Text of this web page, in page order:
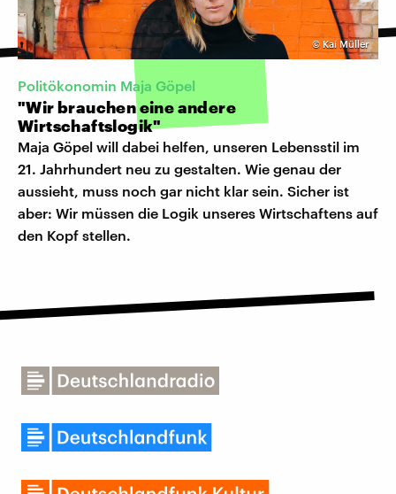
© Kai Müller
Politökonomin Maja Göpel
"Wir brauchen eine andere
Wirtschaftslogik"
Maja Göpel will dabei helfen, unseren Lebensstil im
21. Jahrhundert neu zu gestalten. Wie genau der
aussieht, muss noch gar nicht klar sein. Sicher ist
aber: Wir müssen die Logik unseres Wirtschaftens auf
den Kopf stellen.